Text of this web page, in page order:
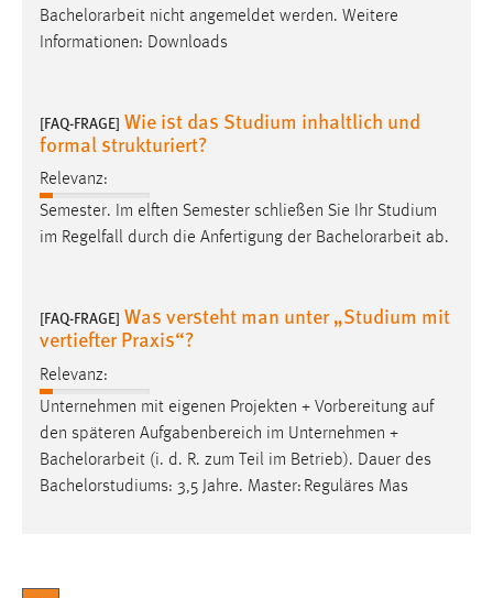
Bachelorarbeit nicht angemeldet werden. Weitere
Informationen: Downloads
[FAQ-FRAGE] Wie ist das Studium inhaltlich und
formal strukturiert?
Relevanz:
Semester. Im elften Semester schließen Sie Ihr Studium
im Regelfall durch die Anfertigung der Bachelorarbeit ab.
[FAQ-FRAGE] Was versteht man unter „Studium mit
vertiefter Praxis“?
Relevanz:
Unternehmen mit eigenen Projekten + Vorbereitung auf
den späteren Aufgabenbereich im Unternehmen +
Bachelorarbeit (i. d. R. zum Teil im Betrieb). Dauer des
Bachelorstudiums: 3,5 Jahre. Master: Reguläres Mas
Zweck:
Für performante Seitenauslieferung wird in diesem Cookie
Sprachpräferenz
Name:
site-language-preference
Zweck:
Cookie Laufzeit:
30 Tage
Chat
Name:
MibewSessionID, MIBEW_UserID, mibew_locale, mibew-
chat-frame-style-5e9dbeb1811c0446